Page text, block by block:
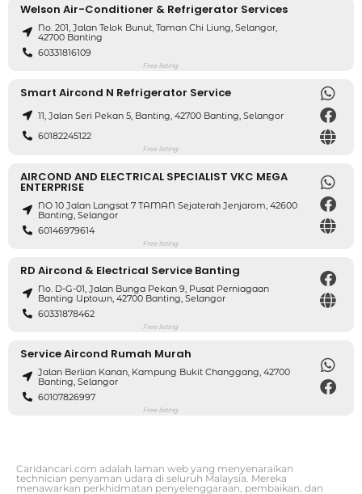
Welson Air-Conditioner & Refrigerator Services
No. 201, Jalan Telok Bunut, Taman Chi Liung, Selangor,
42700 Banting
60331816109
Free listing
Smart Aircond N Refrigerator Service
11, Jalan Seri Pekan 5, Banting, 42700 Banting, Selangor
60182245122
Free listing
AIRCOND AND ELECTRICAL SPECIALIST VKC MEGA
ENTERPRISE
NO 10 Jalan Langsat 7 TAMAN Sejaterah Jenjarom, 42600
Banting, Selangor
60146979614
Free listing
RD Aircond & Electrical Service Banting
No. D-G-01, Jalan Bunga Pekan 9, Pusat Perniagaan
Banting Uptown, 42700 Banting, Selangor
60331878462
Free listing
Service Aircond Rumah Murah
Jalan Berlian Kanan, Kampung Bukit Changgang, 42700
Banting, Selangor
60107826997
Free listing
Caridancari.com adalah laman web yang menyenaraikan
technician penyaman udara di seluruh Malaysia. Mereka
menawarkan perkhidmatan penyelenggaraan, pembaikan, dan